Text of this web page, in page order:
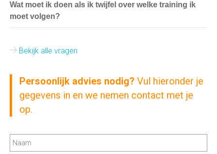
Wat moet ik doen als ik twijfel over welke training ik
moet volgen?
Bekijk alle vragen
Persoonlijk advies nodig? Vul hieronder je
gegevens in en we nemen contact met je
op.